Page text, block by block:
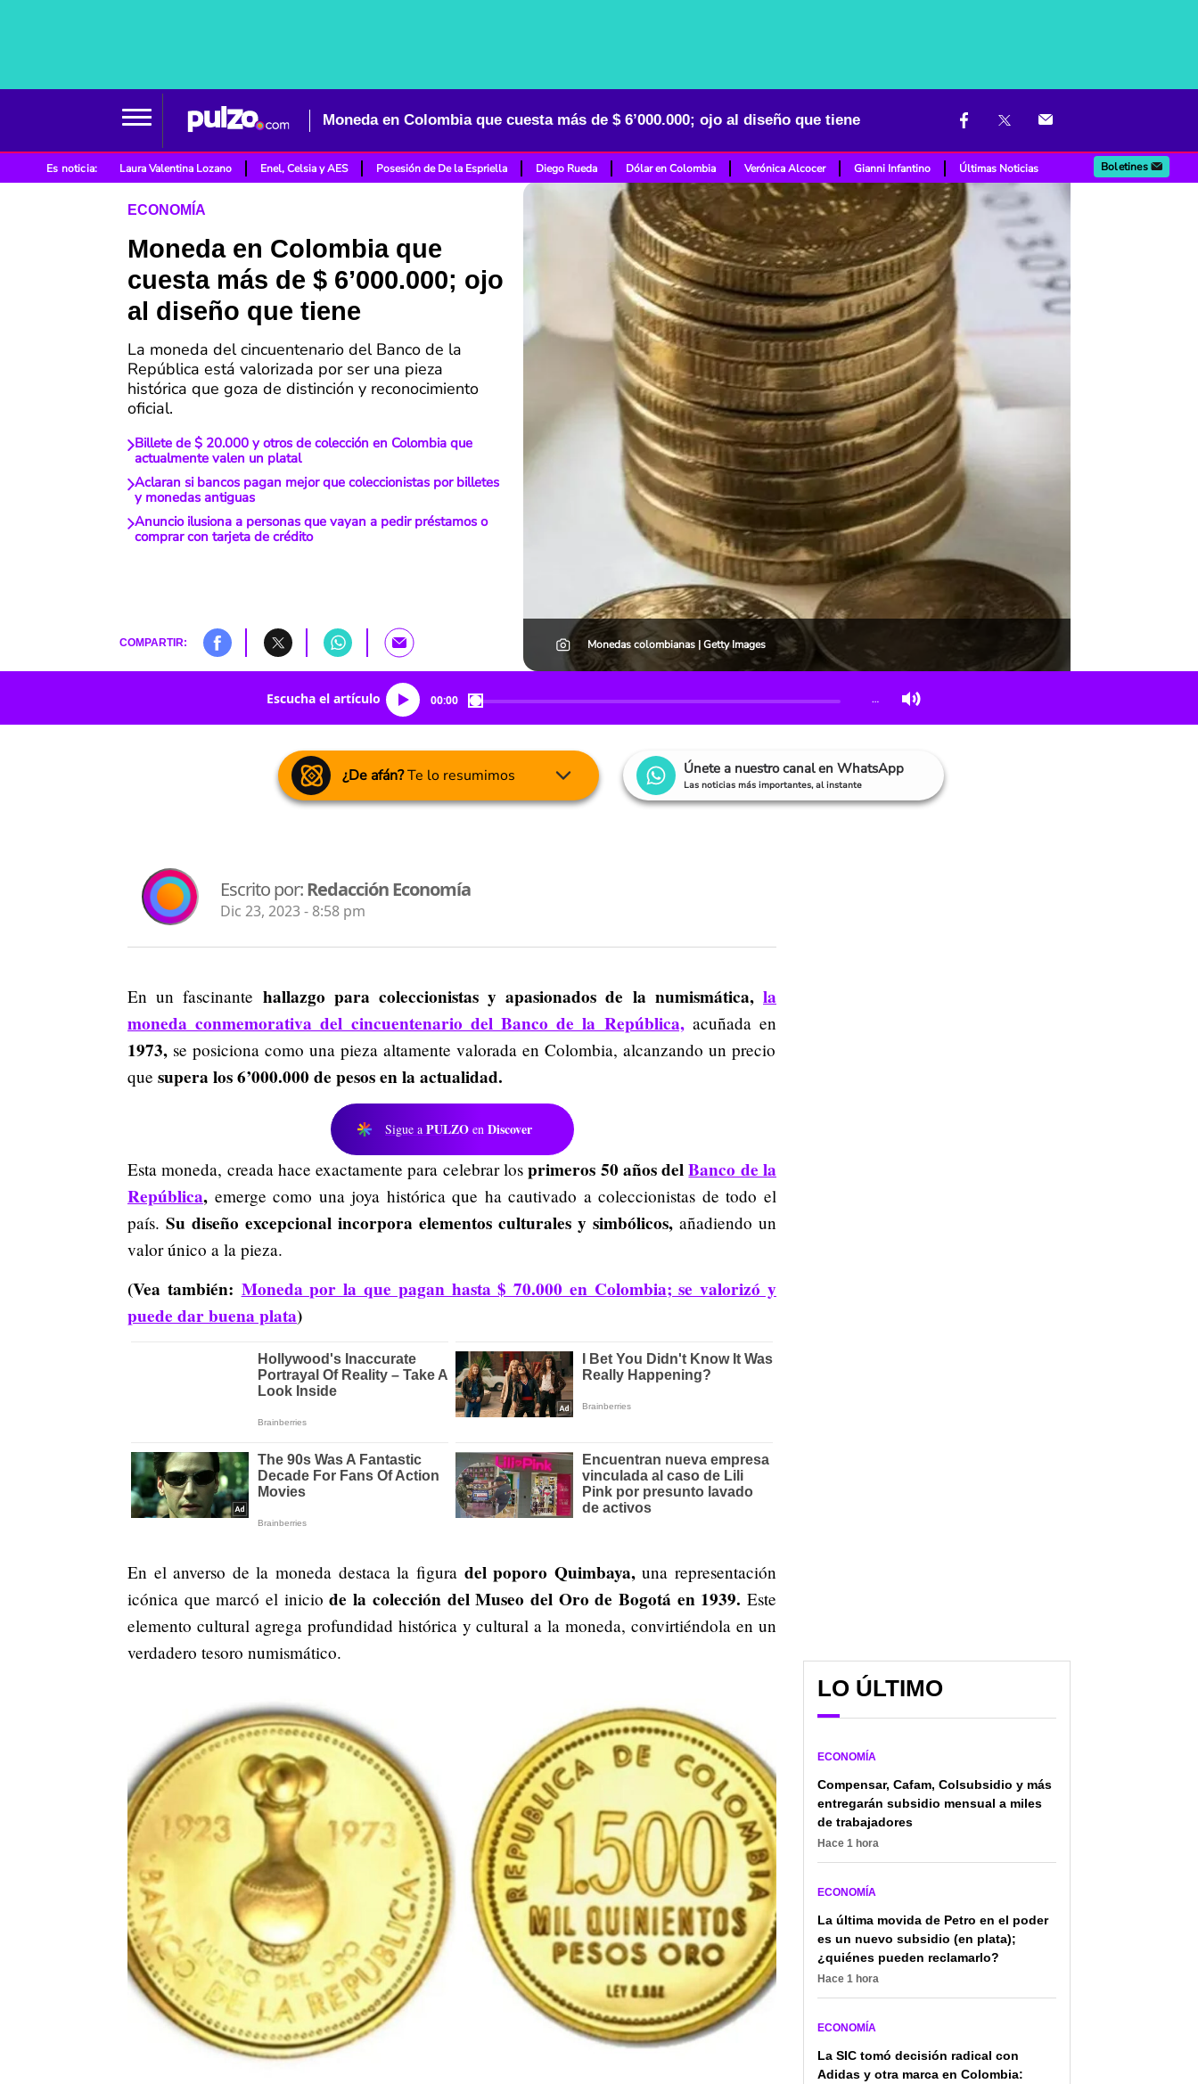
Moneda en Colombia que cuesta más de $ 6’000.000; ojo al diseño que tiene
Es noticia: Laura Valentina Lozano Enel, Celsia y AES Posesión de De la Espriella Diego Rueda Dólar en Colombia Verónica Alcocer Gianni Infantino Últimas Noticias Boletines
ECONOMÍA
Moneda en Colombia que
cuesta más de $ 6’000.000; ojo
al diseño que tiene
La moneda del cincuentenario del Banco de la
República está valorizada por ser una pieza
histórica que goza de distinción y reconocimiento
oficial.
Billete de $ 20.000 y otros de colección en Colombia que
actualmente valen un platal
Aclaran si bancos pagan mejor que coleccionistas por billetes
y monedas antiguas
Anuncio ilusiona a personas que vayan a pedir préstamos o
comprar con tarjeta de crédito
COMPARTIR: Monedas colombianas | Getty Images
Escucha el artículo 00:00 …
¿De afán?Te lo resumimos Únete a nuestro canal en WhatsApp
Las noticias más importantes, al instante
Escrito por:Redacción Economía
Dic 23, 2023 - 8:58 pm
En un fascinante hallazgo para coleccionistas y apasionados de la numismática, la
moneda conmemorativa del cincuentenario del Banco de la República,acuñada en
1973, se posiciona como una pieza altamente valorada en Colombia, alcanzando un precio
que supera los 6’000.000 de pesos en la actualidad.
Sigue a PULZO en Discover
Esta moneda, creada hace exactamente para celebrar los primeros 50 años delBanco de la
República, emerge como una joya histórica que ha cautivado a coleccionistas de todo el
país. Su diseño excepcional incorpora elementos culturales y simbólicos, añadiendo un
valor único a la pieza.
(Vea también: Moneda por la que pagan hasta $ 70.000 en Colombia; se valorizó y
puede dar buena plata)
En el anverso de la moneda destaca la figura del poporo Quimbaya,una representación
icónica que marcó el inicio de la colección del Museo del Oro de Bogotá en 1939. Este
elemento cultural agrega profundidad histórica y cultural a la moneda, convirtiéndola en un
verdadero tesoro numismático.
LO ÚLTIMO
ECONOMÍA
Compensar, Cafam, Colsubsidio y más
entregarán subsidio mensual a miles
de trabajadores
Hace 1 hora
ECONOMÍA
La última movida de Petro en el poder
es un nuevo subsidio (en plata);
¿quiénes pueden reclamarlo?
Hace 1 hora
ECONOMÍA
La SIC tomó decisión radical con
Adidas y otra marca en Colombia: